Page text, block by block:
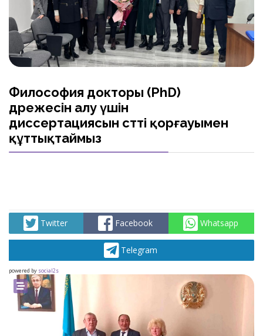
Философия докторы (PhD)
дәрежесін алу үшін
диссертациясын сәтті қорғауымен
құттықтаймыз
Twitter Facebook Whatsapp
Telegram
powered by social2s